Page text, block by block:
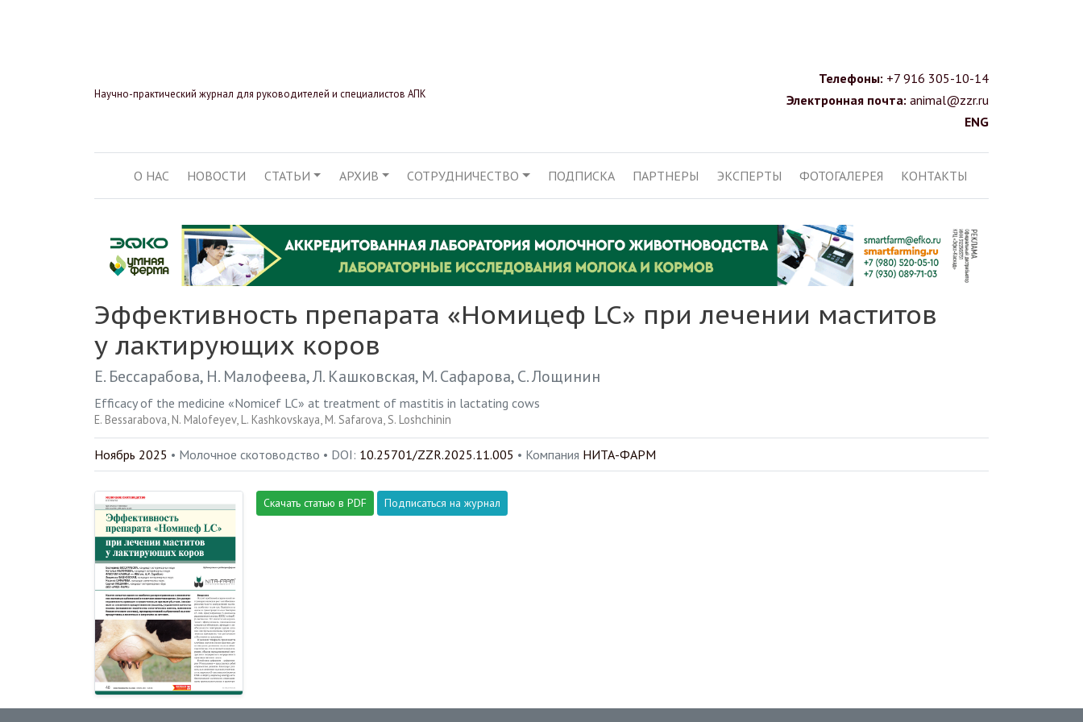
Научно-практический журнал для руководителей и специалистов АПК
Телефоны: +7 916 305-10-14
Электронная почта: animal@zzr.ru
ENG
ОСНОВНАЯ НАВИГАЦИЯ
О НАС НОВОСТИ СТАТЬИ АРХИВ СОТРУДНИЧЕСТВО ПОДПИСКА ПАРТНЕРЫ ЭКСПЕРТЫ ФОТОГАЛЕРЕЯ КОНТАКТЫ
Эффективность препарата «Номицеф LC» при лечении маститов
у лактирующих коров
Е. Бессарабова Н. Малофеева Л. Кашковская М. Сафарова С. Лощинин
Efficacy of the medicine «Nomicef LC» at treatment of mastitis in lactating cows
E. Bessarabova N. Malofeyev L. Kashkovskaya M. Safarova S. Loshchinin
Ноябрь 2025 • Молочное скотоводство • DOI: 10.25701/ZZR.2025.11.005 • Компания НИТА-ФАРМ
Скачать статью в PDF Подписаться на журнал